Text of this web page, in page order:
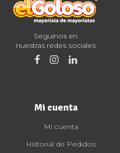
Seguinos en
nuestras redes sociales
Mi cuenta
Mi cuenta
Historial de Pedidos